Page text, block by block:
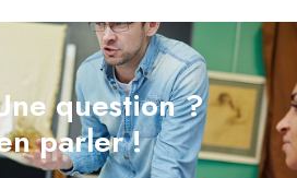
question ?
parler !